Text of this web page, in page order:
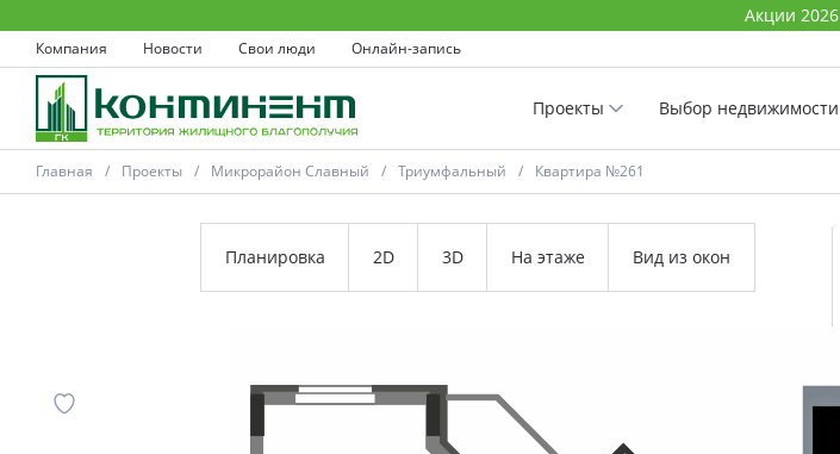
Акции 2026
Компания Новости Свои люди Онлайн-запись
Проекты Выбор недвижимости
Проекты
Главная Проекты Микрорайон Славный Триумфальный Квартира №261
Планировка 2D 3D На этаже Вид из окон